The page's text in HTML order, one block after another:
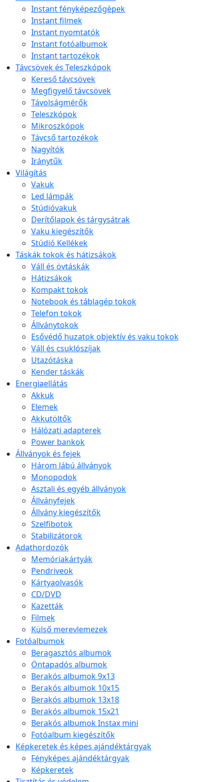
Instant fényképezőgépek
Instant filmek
Instant nyomtatók
Instant fotóalbumok
Instant tartozékok
Távcsövek és Teleszkópok
Kereső távcsövek
Megfigyelő távcsövek
Távolságmérők
Teleszkópok
Mikroszkópok
Távcső tartozékok
Nagyítók
Iránytűk
Világítás
Vakuk
Led lámpák
Stúdióvakuk
Derítőlapok és tárgysátrak
Vaku kiegészítők
Stúdió Kellékek
Táskák tokok és hátizsákok
Váll és övtáskák
Hátizsákok
Kompakt tokok
Notebook és táblagép tokok
Telefon tokok
Állványtokok
Esővédő huzatok objektív és vaku tokok
Váll és csuklószíjak
Utazótáska
Kender táskák
Energiaellátás
Akkuk
Elemek
Akkutöltők
Hálózati adapterek
Power bankok
Állványok és fejek
Három lábú állványok
Monopodok
Asztali és egyéb állványok
Állványfejek
Állvány kiegészítők
Szelfibotok
Stabilizátorok
Adathordozók
Memóriakártyák
Pendriveok
Kártyaolvasók
CD/DVD
Kazetták
Filmek
Külső merevlemezek
Fotóalbumok
Beragasztós albumok
Öntapadós albumok
Berakós albumok 9x13
Berakós albumok 10x15
Berakós albumok 13x18
Berakós albumok 15x21
Berakós albumok Instax mini
Fotóalbum kiegészítők
Képkeretek és képes ajándéktárgyak
Fényképes ajándéktárgyak
Képkeretek